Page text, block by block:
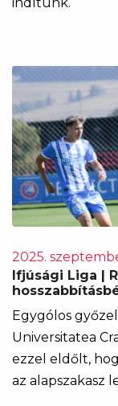
2025.
Ifjúsági Liga |
Egygólos
Universitatea
ezzel eldőlt,
az alapszakasz